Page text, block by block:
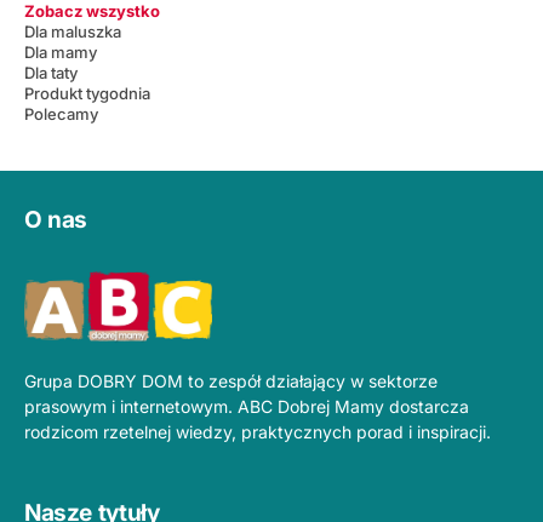
Zobacz wszystko
Dla maluszka
Dla mamy
Dla taty
Produkt tygodnia
Polecamy
O nas
Grupa DOBRY DOM to zespół działający w sektorze
prasowym i internetowym. ABC Dobrej Mamy dostarcza
rodzicom rzetelnej wiedzy, praktycznych porad i inspiracji.
Nasze tytuły